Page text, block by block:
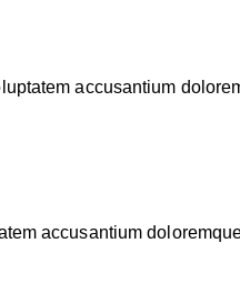
accusantium
accusantium